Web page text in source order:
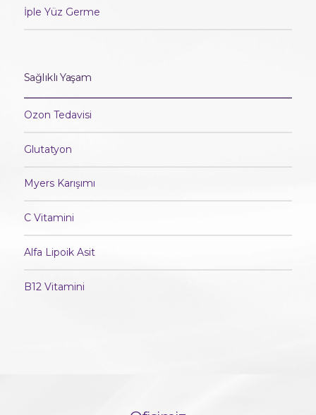
İple Yüz Germe
Sağlıklı Yaşam
Ozon Tedavisi
Glutatyon
Myers Karışımı
C Vitamini
Alfa Lipoik Asit
B12 Vitamini